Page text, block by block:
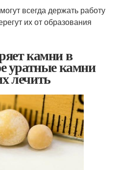
всегда держать работу
их от образования
камни в
уратные камни
лечить